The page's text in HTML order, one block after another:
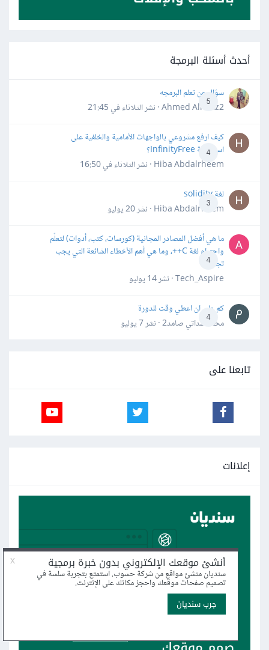
أحدث أسئلة البرمجة
5
سؤال عن تعلم البرمجه
Ahmed Alhafiz2 · نشر
الثلاثاء في 21:45
4
كيف ارفع مشروعي بالواجهات الأمامية والخلفية على
استضافة InfinityFree؟
Hiba Abdalrheem · نشر
الثلاثاء في 16:50
3
لغة solidity
Hiba Abdalrheem · نشر
20 يوليو
4
ما هي أفضل المصادر المجانية (كورسات، كتب، أدوات) لتعلّم
واحترام لغة C++، وما هي أهم الأخطاء الشائعة التي يجب
تجنبها؟
Tech_Aspire · نشر
14 يوليو
4
كم علي ان اعطي وقت للدورة
محمد سداتي صامد2 · نشر
7 يوليو
تابعنا على
إعلانات